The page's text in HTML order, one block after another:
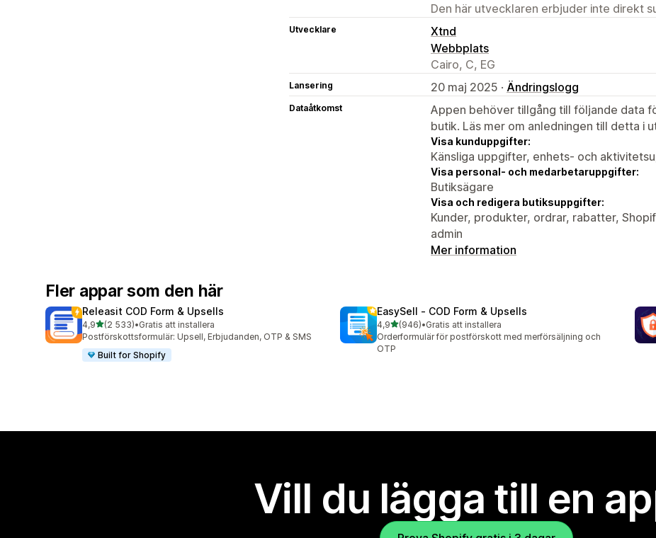
Den här utvecklaren erbjuder inte direkt
Utvecklare
Xtnd
Webbplats
Cairo, C, EG
Lansering 20 maj 2025 · Ändringslogg
Dataåtkomst
Appen behöver tillgång till följande data
butik. Läs mer om anledningen till detta i
Visa kunduppgifter:
Känsliga uppgifter, enhets- och
Visa personal- och medarbetaruppgifter:
Butiksägare
Visa och redigera butiksuppgifter:
Kunder, produkter, ordrar, rabatter,
admin
Mer information
Fler appar som den här
Releasit COD Form & Upsells
4,9av 5 stjärnor
(2 533)
2533 recensioner totalt
•Gratis att installera
Postförskottsformulär: Upsell, Erbjudanden, OTP & SMS
Built for Shopify
EasySell ‑ COD Form & Upsells
4,9av 5 stjärnor
(946)
946 recensioner totalt
•Gratis att installera
Orderformulär för postförskott med merförsäljning och
OTP
Vill du lägga till en